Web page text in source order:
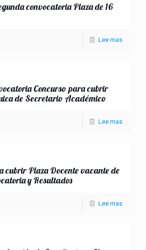
convocatoria Plaza de 16
Lee mas
Concurso para cubrir
de Secretario Académico
Lee mas
cubrir Plaza Docente vacante de
y Resultados
Lee mas